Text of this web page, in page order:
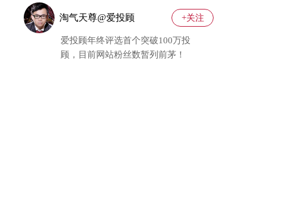
淘气天尊@爱投顾 +关注
爱投顾年终评选首个突破100万投
顾，目前网站粉丝数暂列前茅！